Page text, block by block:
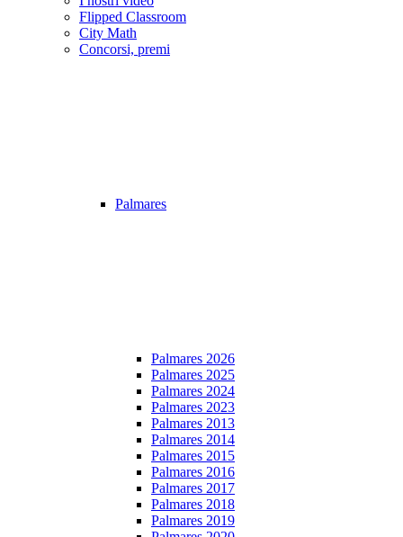
Flipped Classroom
City Math
Concorsi, premi
Palmares
Palmares 2026
Palmares 2025
Palmares 2024
Palmares 2023
Palmares 2013
Palmares 2014
Palmares 2015
Palmares 2016
Palmares 2017
Palmares 2018
Palmares 2019